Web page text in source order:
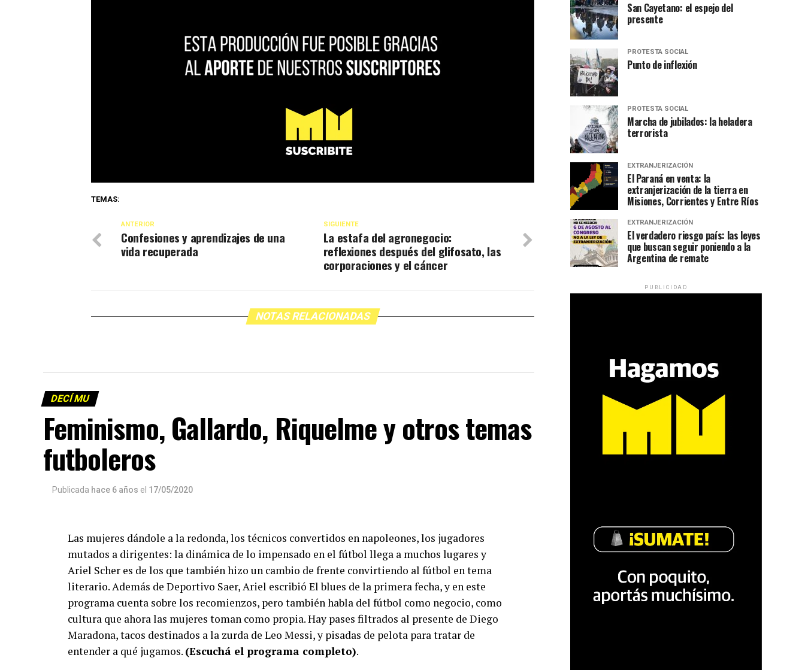
TEMAS:
SIGUIENTE
La estafa del agronegocio:
reflexiones después del glifosato, las
corporaciones y el cáncer
ANTERIOR
Confesiones y aprendizajes de una
vida recuperada
NOTAS RELACIONADAS
DECÍ MU
Feminismo, Gallardo, Riquelme y otros temas
futboleros
Publicada hace 6 años el 17/05/2020
Las mujeres dándole a la redonda, los técnicos convertidos en napoleones, los jugadores
mutados a dirigentes: la dinámica de lo impensado en el fútbol llega a muchos lugares y
Ariel Scher es de los que también hizo un cambio de frente convirtiendo al fútbol en tema
literario. Además de Deportivo Saer, Ariel escribió El blues de la primera fecha, y en este
programa cuenta sobre los recomienzos, pero también habla del fútbol como negocio, como
cultura que ahora las mujeres toman como propia. Hay pases filtrados al presente de Diego
Maradona, tacos destinados a la zurda de Leo Messi, y pisadas de pelota para tratar de
entender a qué jugamos. (Escuchá el programa completo).
San Cayetano: el espejo del
presente
PROTESTA SOCIAL
Punto de inflexión
PROTESTA SOCIAL
Marcha de jubilados: la heladera
terrorista
EXTRANJERIZACIÓN
El Paraná en venta: la
extranjerización de la tierra en
Misiones, Corrientes y Entre Ríos
EXTRANJERIZACIÓN
El verdadero riesgo país: las leyes
que buscan seguir poniendo a la
Argentina de remate
PUBLICIDAD